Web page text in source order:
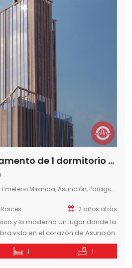
En venta departamento de 1 dormitorio en Edificio Petra Imperiale sobre Avda. Santa Teresa, Zona Shopping la Galeria, Asuncion-Paraguay
Miranda, Asunción, Paraguay
2 años atrás
y lo moderno Un lugar donde la
vida en el corazón de Asunción.
un alto nivel de confort,
y la seguridad característica
1 1